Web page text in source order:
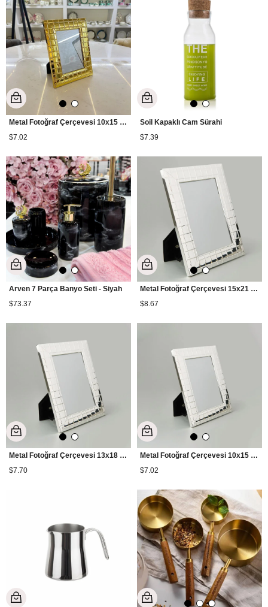
Metal Fotoğraf Çerçevesi 10x15 cm - Gold
$7.02
Soil Kapaklı Cam Sürahi
$7.39
Arven 7 Parça Banyo Seti - Siyah
$73.37
Metal Fotoğraf Çerçevesi 15x21 cm - Gümüş
$8.67
Metal Fotoğraf Çerçevesi 13x18 cm - Gümüş
$7.70
Metal Fotoğraf Çerçevesi 10x15 cm - Gümüş
$7.02